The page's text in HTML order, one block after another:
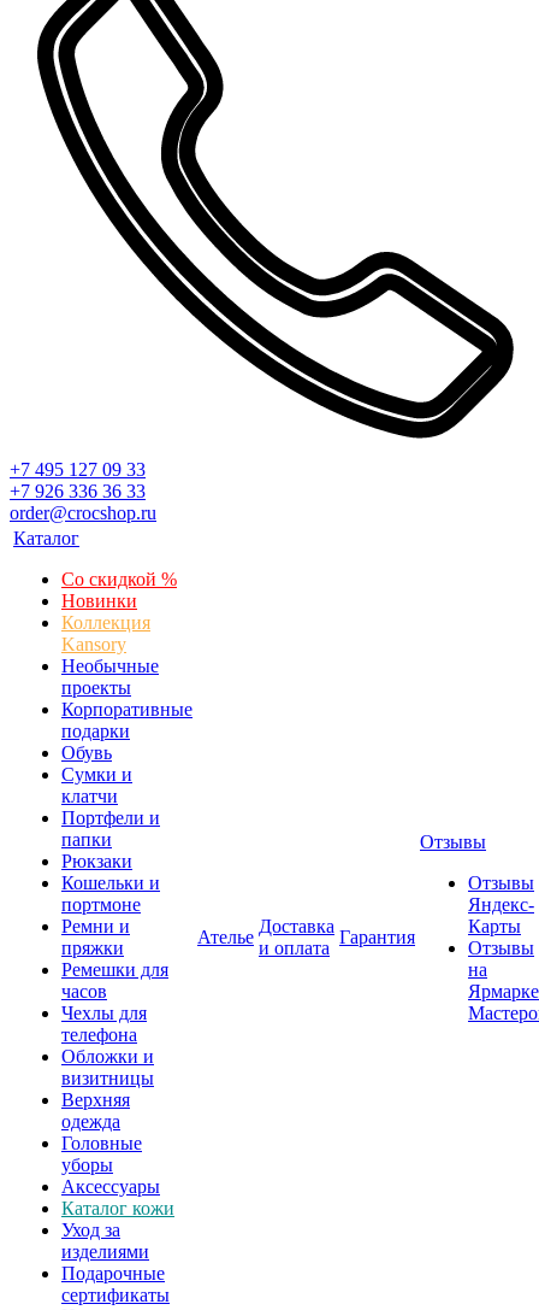
+7 495 127 09 33
+7 926 336 36 33
order@crocshop.ru
Каталог
Со скидкой %
Новинки
Коллекция
Kansory
Необычные
проекты
Корпоративные
подарки
Обувь
Сумки и
клатчи
Портфели и
папки
Рюкзаки
Кошельки и
портмоне
Ремни и
пряжки
Ремешки для
часов
Чехлы для
телефона
Обложки и
визитницы
Верхняя
одежда
Головные
уборы
Аксессуары
Каталог кожи
Уход за
изделиями
Подарочные
сертификаты
Ателье
Доставка
и оплата
Гарантия
Отзывы
Отзывы
Яндекс-
Карты
Отзывы
на
Ярмарке